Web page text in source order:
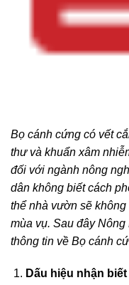
Bọ cánh cứng có vết
thư và khuẩn xâm
đối với ngành nông
dân không biết cách
thể nhà vườn sẽ
mùa vụ. Sau đây
thông tin về Bọ cánh
Dấu hiệu nhận